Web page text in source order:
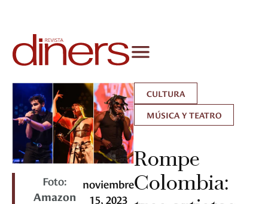
Foto:
Amazon
noviembre
15, 2023
CULTURA
MÚSICA Y TEATRO
Rompe
Colombia: